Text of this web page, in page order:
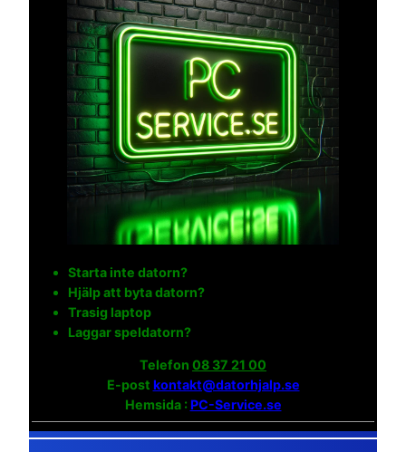
Starta inte datorn?
Hjälp att byta datorn?
Trasig laptop
Laggar speldatorn?
Telefon 08 37 21 00
E-post kontakt@datorhjalp.se
Hemsida :PC-Service.se